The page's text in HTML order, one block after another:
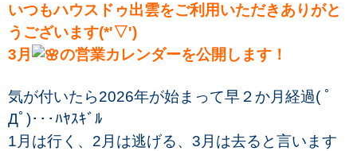
いつもハウスドゥ出雲をご利用いただきありがと
うございます(*'▽')
3月
の営業カレンダーを公開します！
気が付いたら2026年が始まって早２か月経過( ﾟ
Дﾟ)･･･ﾊﾔｽｷﾞﾙ
1月は行く、2月は逃げる、3月は去ると言います